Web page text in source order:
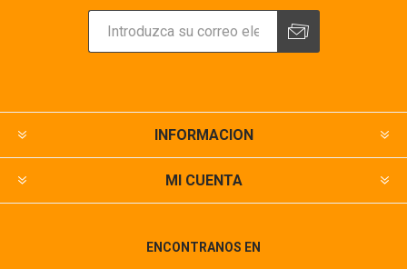
INFORMACION
MI CUENTA
ENCONTRANOS EN